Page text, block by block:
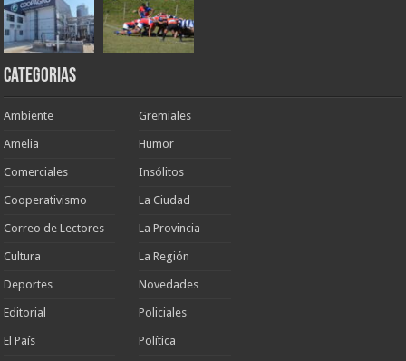
Categorias
Ambiente
Amelia
Comerciales
Cooperativismo
Correo de Lectores
Cultura
Deportes
Editorial
El País
Gremiales
Humor
Insólitos
La Ciudad
La Provincia
La Región
Novedades
Policiales
Política